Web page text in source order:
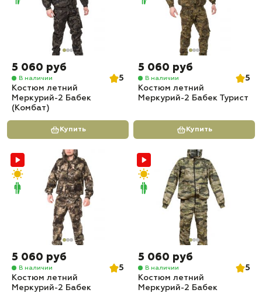
5 060 руб
В наличии
5
Костюм летний
Меркурий-2 Бабек
(Комбат)
Купить
5 060 руб
В наличии
5
Костюм летний
Меркурий-2 Бабек Турист
Купить
5 060 руб
В наличии
5
Костюм летний
Меркурий-2 Бабек
5 060 руб
В наличии
5
Костюм летний
Меркурий-2 Бабек